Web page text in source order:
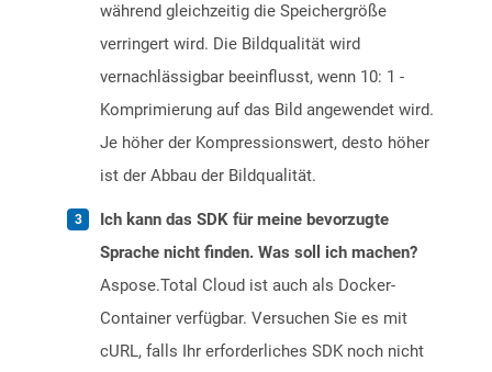
während gleichzeitig die Speichergröße
verringert wird. Die Bildqualität wird
vernachlässigbar beeinflusst, wenn 10: 1 -
Komprimierung auf das Bild angewendet wird.
Je höher der Kompressionswert, desto höher
ist der Abbau der Bildqualität.
Ich kann das SDK für meine bevorzugte
Sprache nicht finden. Was soll ich machen?
Aspose.Total Cloud ist auch als Docker-
Container verfügbar. Versuchen Sie es mit
cURL, falls Ihr erforderliches SDK noch nicht